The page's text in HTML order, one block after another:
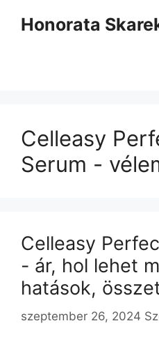
Honorata
Celleasy
Serum -
Celleasy
- ár, hol lehet
hatások,
szeptember 26, 2024